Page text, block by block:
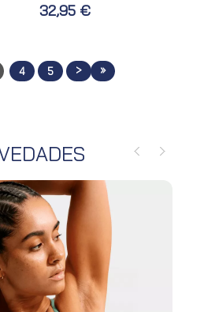
32,95 €
4 5 > »